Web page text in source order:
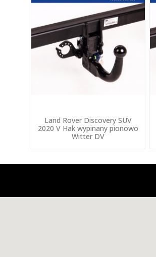
Land Rover Discovery SUV
2020 V Hak wypinany pionowo
Witter DV